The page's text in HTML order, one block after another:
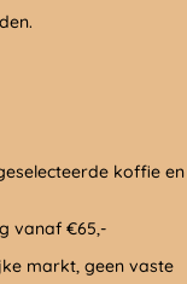
koffie en
vanaf €65,-
markt, geen vaste